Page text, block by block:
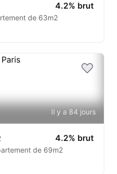
4.2% brut
de 63m2
Il y a 84 jours
4.2% brut
de 69m2